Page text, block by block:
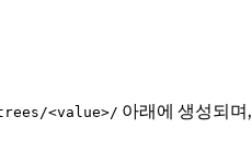
<value>/ 아래에 생성되며,